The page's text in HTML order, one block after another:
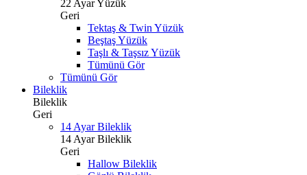
22 Ayar Yüzük
Geri
Tektaş & Twin Yüzük
Beştaş Yüzük
Taşlı & Taşsız Yüzük
Tümünü Gör
Tümünü Gör
Bileklik
Bileklik
Geri
14 Ayar Bileklik
14 Ayar Bileklik
Geri
Hallow Bileklik